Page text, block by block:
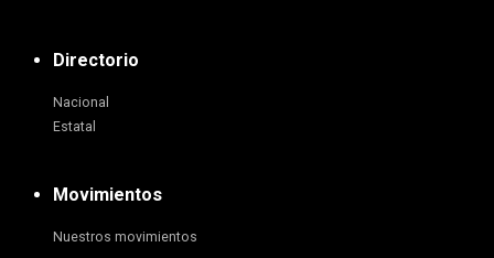
Directorio
Nacional
Estatal
Movimientos
Nuestros movimientos